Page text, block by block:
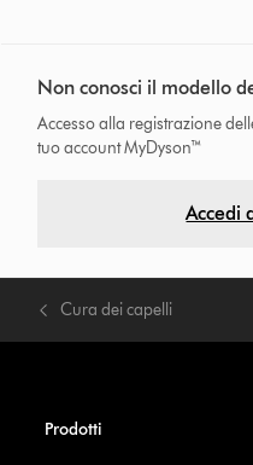
Non conosci il modello
Accesso alla registrazione
tuo account MyDyson™
Accedi
Cura dei capelli
Prodotti